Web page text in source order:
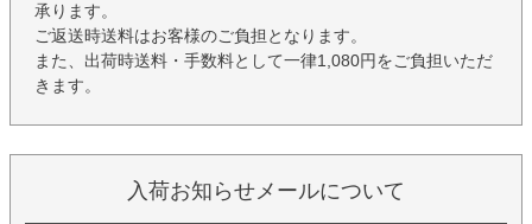
承ります。
ご返送時送料はお客様のご負担となります。
また、出荷時送料・手数料として一律1,080円をご負担いただ
きます。
入荷お知らせメールについて